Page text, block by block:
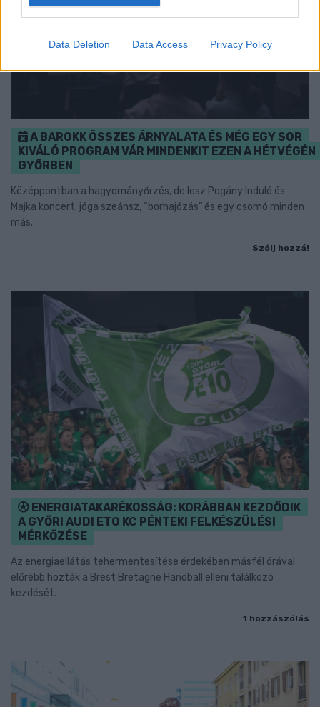
Data Deletion Data Access Privacy Policy
A BAROKK ÖSSZES ÁRNYALATA ÉS MÉG EGY SOR
KIVÁLÓ PROGRAM VÁR MINDENKIT EZEN A HÉTVÉGÉN
GYŐRBEN
Középpontban a hagyományőrzés, de lesz Pogány Induló és
Majka koncert, jóga szeánsz, “borhajózás” és egy csomó minden
más.
Szólj hozzá!
ENERGIATAKARÉKOSSÁG: KORÁBBAN KEZDŐDIK
A GYŐRI AUDI ETO KC PÉNTEKI FELKÉSZÜLÉSI
MÉRKŐZÉSE
Az energiaellátás tehermentesítése érdekében másfél órával
előrébb hozták a Brest Bretagne Handball elleni találkozó
kezdését.
1 hozzászólás